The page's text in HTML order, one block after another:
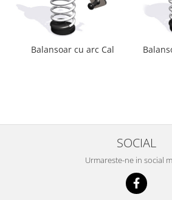
Balansoar cu arc Cal
SOCIAL
Urmareste-ne in social